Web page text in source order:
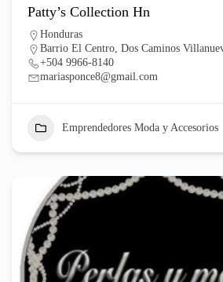
Patty’s Collection Hn
Honduras
Barrio El Centro, Dos Caminos
+504 9966-8140
mariasponce8@gmail.com
Emprendedores Moda y Accesorios